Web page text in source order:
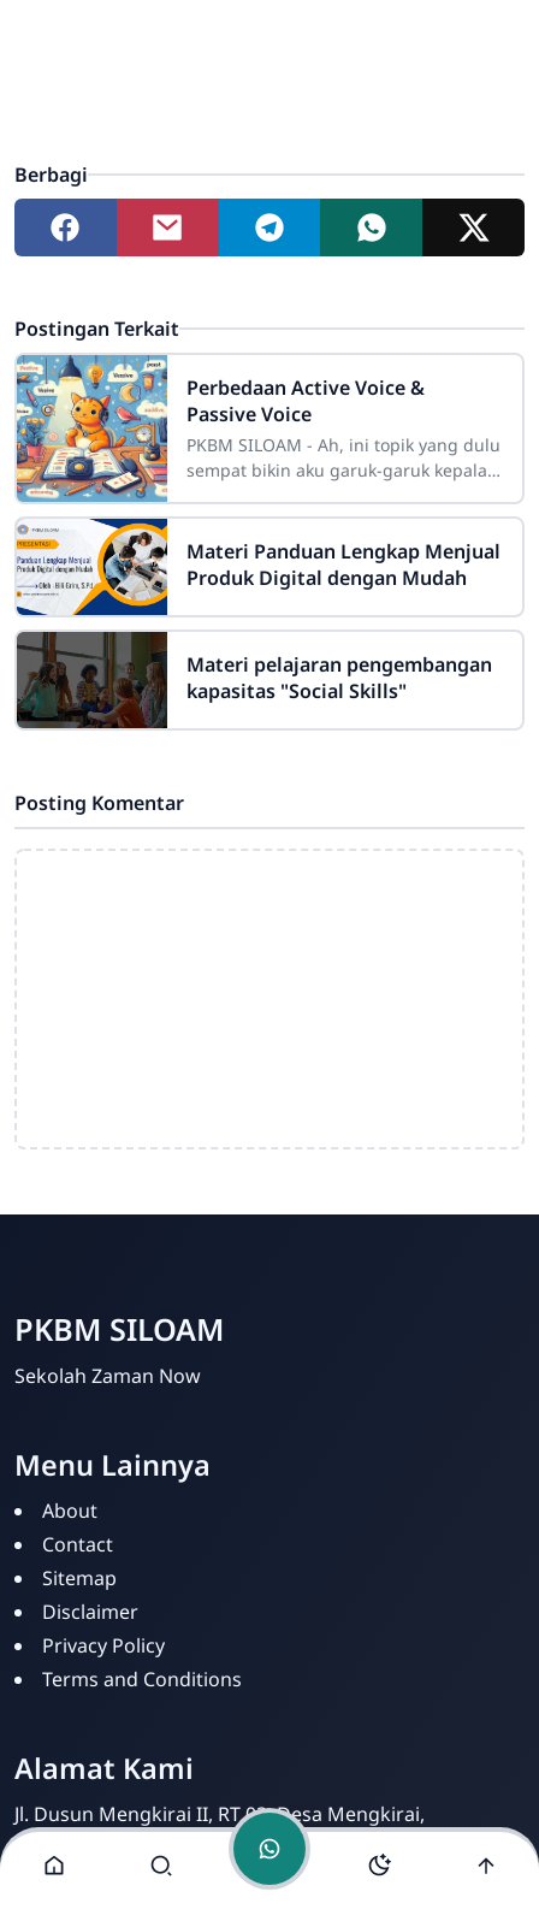
Berbagi
Postingan Terkait
Perbedaan Active Voice &
Passive Voice
PKBM SILOAM - Ah, ini topik yang dulu
sempat bikin aku garuk-garuk kepala
dengan benar: Active Voice vs Passive
Materi Panduan Lengkap Menjual
Produk Digital dengan Mudah
Materi pelajaran pengembangan
kapasitas "Social Skills"
Posting Komentar
PKBM SILOAM
Sekolah Zaman Now
Menu Lainnya
About
Contact
Sitemap
Disclaimer
Privacy Policy
Terms and Conditions
Alamat Kami
Jl. Dusun Mengkirai II, RT 02, Desa Mengkirai,
Kecamatan kayan Hilir, Kabupaten Sintang, Provinsi
Kalimantan Barat, 78693.